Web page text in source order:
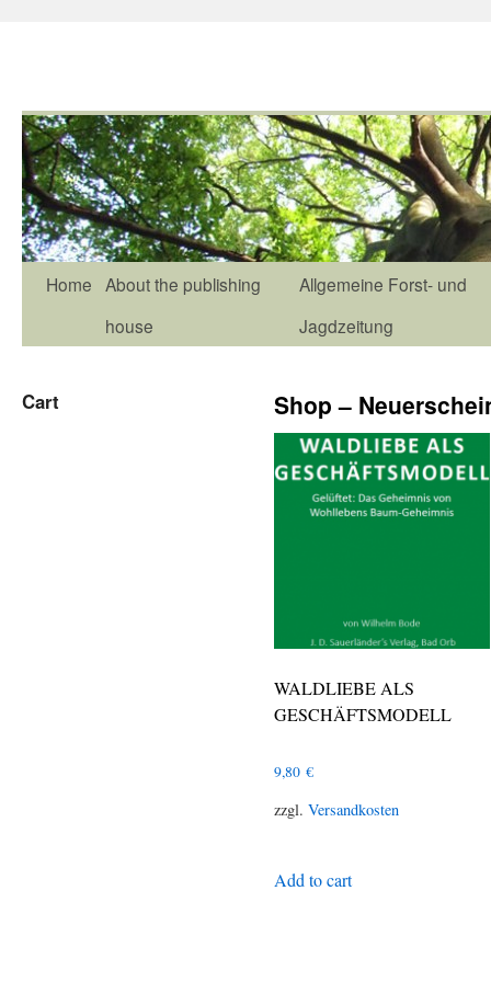
Home About the publishing
house
Allgemeine Forst- und
Jagdzeitung
Shop –
WALDLIEBE ALS
GESCHÄFTSMODELL
9,80 €
zzgl. Versandkosten
Add to cart
Cart